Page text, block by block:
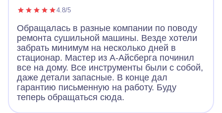
4.8/5
Обращалась в разные компании по поводу
ремонта сушильной машины. Везде хотели
забрать минимум на несколько дней в
стационар. Мастер из А-Айсберга починил
все на дому. Все инструменты были с собой,
даже детали запасные. В конце дал
гарантию письменную на работу. Буду
теперь обращаться сюда.